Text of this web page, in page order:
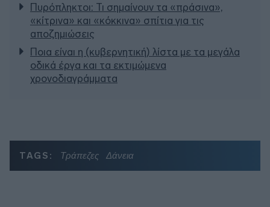
Πυρόπληκτοι: Τι σημαίνουν τα «πράσινα»,
«κίτρινα» και «κόκκινα» σπίτια για τις
αποζημιώσεις
Ποια είναι η (κυβερνητική) λίστα με τα μεγάλα
οδικά έργα και τα εκτιμώμενα
χρονοδιαγράμματα
TAGS: Τράπεζες Δάνεια